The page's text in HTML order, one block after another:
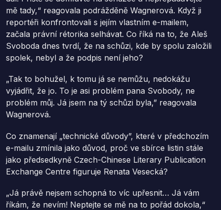
mě tady,“ reagovala podrážděně Wagnerová. Když ji
reportéři konfrontovali s jejím vlastním e-mailem,
začala právní rétorika selhávat. Co říká na to, že Aleš
Svoboda dnes tvrdí, že na schůzi, kde by spolu založili
spolek, nebyl a že podpis není jeho?
„Tak to bohužel, k tomu já se nemůžu, nedokážu
vyjádřit, že jo. To je asi problém pana Svobody, ne
problém můj. Já jsem na tý schůzi byla,” reagovala
Wagnerová.
Co znamenají „technické důvody”, které v předchozím
e-mailu zmínila jako důvod, proč ve sbírce listin stále
jako předsedkyně Czech-Chinese Literary Publication
Exchange Centre figuruje Renata Vesecká?
„Já právě nejsem schopná to víc upřesnit… Já vám
říkám, že nevím! Neptejte se mě na to pořád dokola,“